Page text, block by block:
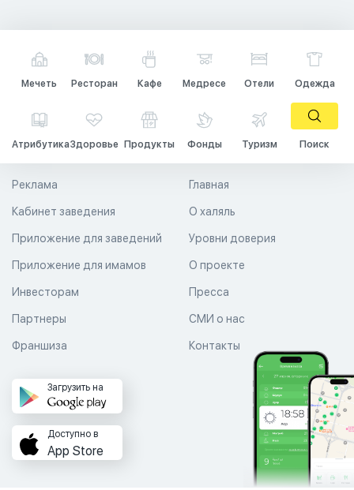
Мечеть Ресторан Кафе Медресе Отели Одежда
АтрибутикаЗдоровье Продукты Фонды Туризм Поиск
Главная
О халяль
Уровни доверия
Реклама
Кабинет заведения
Приложение для заведений
Приложение для имамов О проекте
Пресса
СМИ о нас
Контакты
Инвесторам
Партнеры
Франшиза
Загрузить на
Доступно в
App Store